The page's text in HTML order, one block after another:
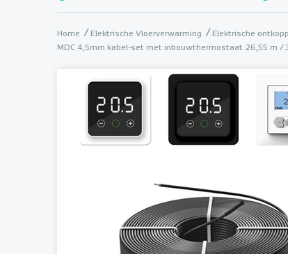
Home Elektrische Vloerverwarming Elektrische
MDC 4,5mm kabel-set met inbouwthermostaat 26,55 m